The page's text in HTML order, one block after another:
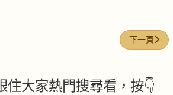
下一篇文章
下一頁
住大家熱門搜尋看，按👇